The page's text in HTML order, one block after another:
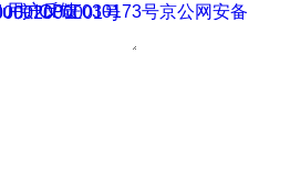
用户反馈
京ICP证030173号
备11000002000001号